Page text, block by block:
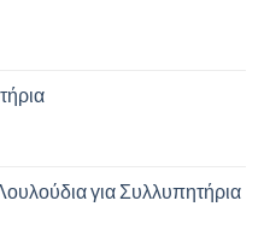
για Συλλυπητήρια